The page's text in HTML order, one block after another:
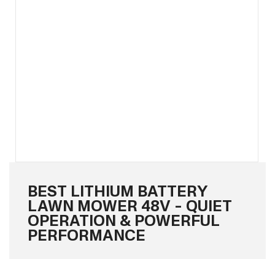
BEST LITHIUM BATTERY
LAWN MOWER 48V – QUIET
OPERATION & POWERFUL
PERFORMANCE